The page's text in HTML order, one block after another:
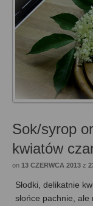
Sok/syrop
kwiatów
on 13 CZERWCA 2013 z
Słodki, delikatnie
słońce pachnie,